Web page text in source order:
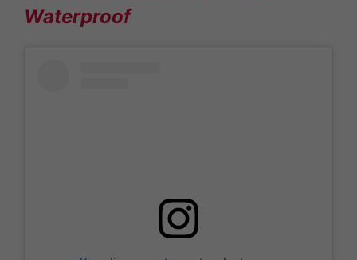
Waterproof